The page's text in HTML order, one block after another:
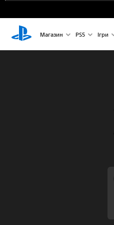
Магазин PS5 Ігри